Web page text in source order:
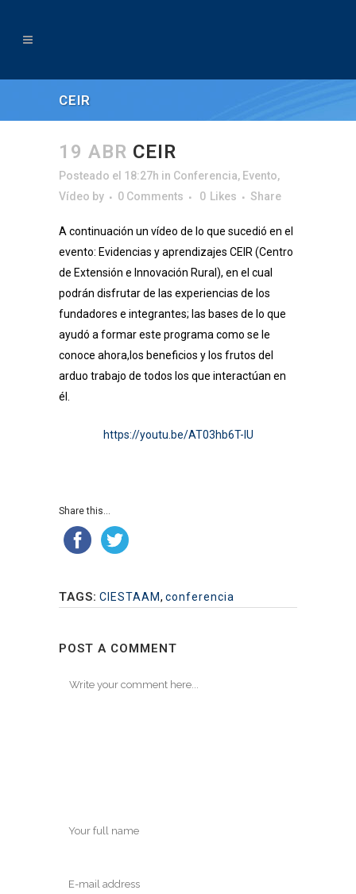
CEIR
19 ABR CEIR
Posteado el 18:27h in Conferencia, Evento,
Vídeo by 0 Comments 0 Likes Share
A continuación un vídeo de lo que sucedió en el
evento: Evidencias y aprendizajes CEIR (Centro
de Extensión e Innovación Rural), en el cual
podrán disfrutar de las experiencias de los
fundadores e integrantes; las bases de lo que
ayudó a formar este programa como se le
conoce ahora,los beneficios y los frutos del
arduo trabajo de todos los que interactúan en
él.
https://youtu.be/AT03hb6T-IU
Share this...
TAGS: CIESTAAM, conferencia
POST A COMMENT